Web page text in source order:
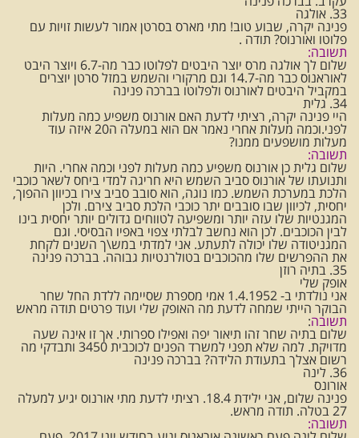
33. אולגה
פנינה יקרה, שבוע טוב! מתי מארס בסרטן אמור לעשות זויות עם
פלוטו ואורנוס? תודה .
תשובה:
שלום לך אולגה מרס יוצר היבטים לפלוטו כבר מה-6.7 ויוצר היבט
לאוראנוס כבר מה-14.7 וגם מרקורי והשמש במזל סרטן יוצרים
במקביל היבטים לאורנוס ולפלוטו בברכה פנינה
34. גלית
היי פנינה יקרה, רציתי לדעת האם אורנוס משפיע כמה מעלות
לפני.וכמה מעלות אחרי נאמר אם הוא במעלה ה20 איזה עוד
מעלות מושפעים ממנו?
תשובה:
שלום גלית כן אורנוס משפיע כמה מעלות לפני וכמה אחרי. היות
ותנועתו של אורנוס סביב השמש היא חריגה למדי ביחס לשאר כוכבי
הלכת במערכת השמש. כמו נוגה, הוא סובב סביב צירו בכיוון ההפוך,
יחסית, לכיוון שבו סובבים יתר כוכבי הלכת סביב צירם. ולכן
המגנטיות שלו עזה יותר ומשפיעה לטווחים גדולים יותר יחסית בינו
לבין הכוכבים. לכן הוא נחשב לבלתי צפוי באפיו הבסיסי. וגם
המגניטודה שלו יכולה לתעתע. אני למדתי במש\ך השנים לקחת
את ההפרשים שלו מהכוכבים בטולרנטיות גבוהה. בברכה פנינה
35. בתיה רוזן
אופק שלי
אני נולדתי ב- 1.4.1952 אמי מספרת שסיימה ללדת החל שחר
הבוקר הייתי שמחה לדעת מה האופק שלי ועוד פרטים תודה מראש
תשובה:
שלום בתיה שחר זהו תיאור יפה ואפילו ספרותי. אך זו אינה שעה
מדויקת. למה שלא תפני למשרד הפנים לכוכבית 3450 ותבדקי מה
רשום אצלך בתעודת הלידה? בברכה פנינה
36. לינה
אורונס
פנינה שלום, אני ילידת 18.4. רציתי לדעת מתי אורנוס יגיע למעלה
27 בטלה. תודה מראש.
תשובה: